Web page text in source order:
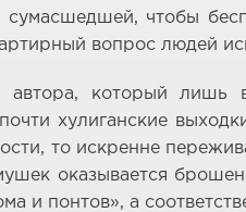
чтобы
вопрос людей
который лишь
хулиганские
то искренне
оказывается
и понтов», а